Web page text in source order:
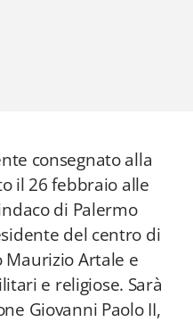
consegnato alla
il 26 febbraio alle
di Palermo
del centro di
Maurizio Artale e
e religiose. Sarà
Giovanni Paolo II,